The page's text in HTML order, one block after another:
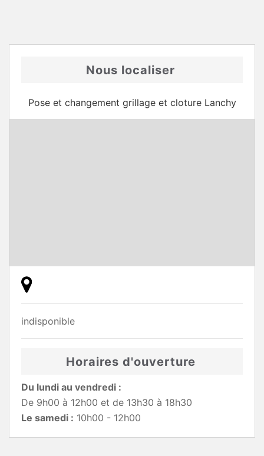
Nous localiser
Pose et changement grillage et cloture Lanchy
indisponible
Horaires d'ouverture
Du lundi au vendredi :
De 9h00 à 12h00 et de 13h30 à 18h30
Le samedi : 10h00 - 12h00